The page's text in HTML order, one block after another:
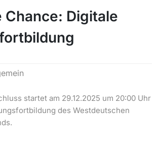
Chance: Digitale
startet am 29.12.2025 um 20:00 Uhr
des Westdeutschen